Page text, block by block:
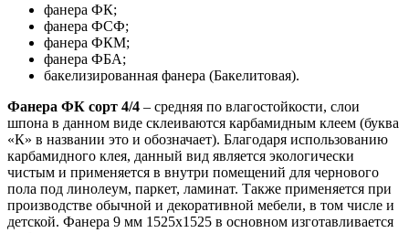
фанера ФК;
фанера ФСФ;
фанера ФКМ;
фанера ФБА;
бакелизированная фанера (Бакелитовая).
Фанера ФК сорт 4/4 – средняя по влагостойкости, слои
шпона в данном виде склеиваются карбамидным клеем (буква
«К» в названии это и обозначает). Благодаря использованию
карбамидного клея, данный вид является экологически
чистым и применяется в внутри помещений для чернового
пола под линолеум, паркет, ламинат. Также применяется при
производстве обычной и декоративной мебели, в том числе и
детской. Фанера 9 мм 1525х1525 в основном изготавливается